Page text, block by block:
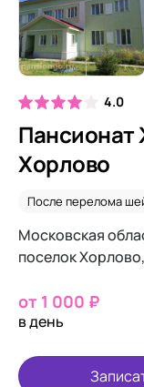
4.0
Пансионат
Хорлово
После перелома
Московская
поселок
от 1 000 ₽
в день